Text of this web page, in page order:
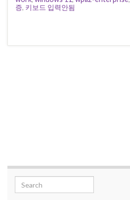
증, 키보드 입력안됨
Search for: